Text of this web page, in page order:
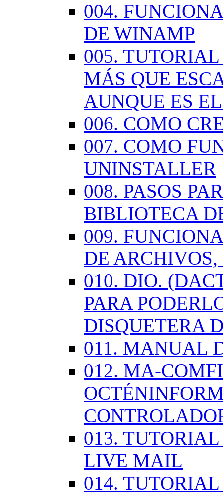
004.
DE WINAMP
005.
MÁS QUE
AUNQUE ES
006. COMO
007. COMO
UNINSTALLER
008. PASOS
BIBLIOTECA
009.
DE
010. DIO.
PARA
DISQUETERA
011. MANUAL
012. MA-
013.
LIVE MAIL
014.